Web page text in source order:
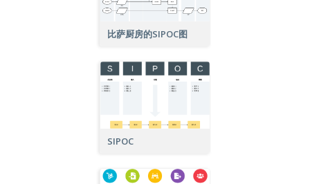
比萨厨房的SIPOC图
SIPOC